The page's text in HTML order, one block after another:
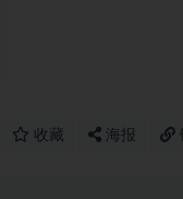
收藏 海报